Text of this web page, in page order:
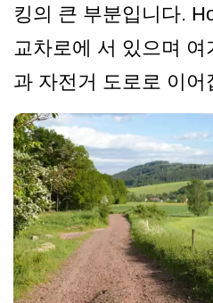
킹의 큰 부분입니다.
교차로에 서 있으며
과 자전거 도로로 이어